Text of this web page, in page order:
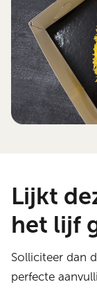
Lijkt
het lijf
Solliciteer dan
perfecte